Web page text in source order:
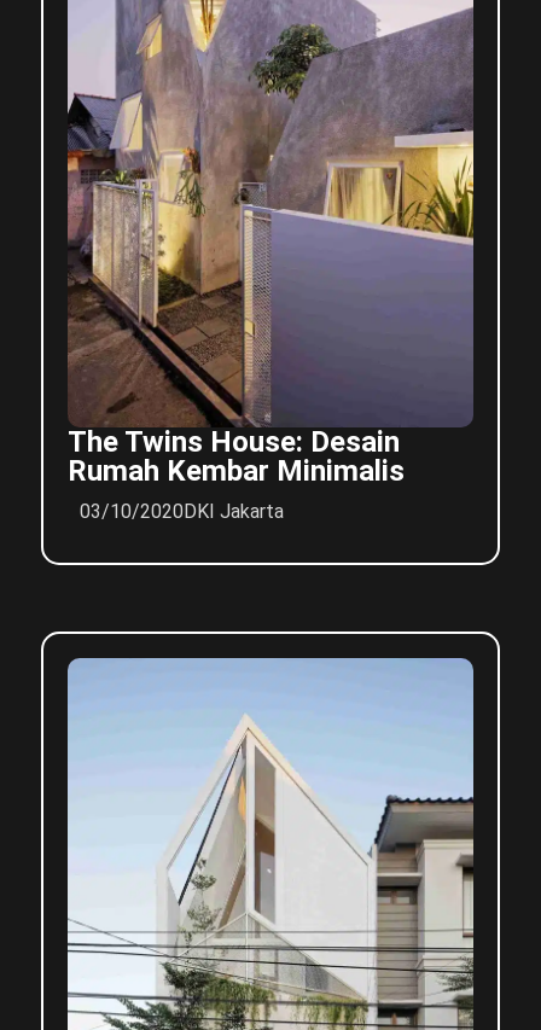
The Twins House: Desain
Rumah Kembar Minimalis
03/10/2020DKI Jakarta